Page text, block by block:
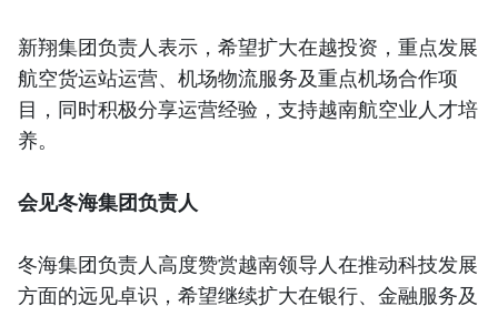
新翔集团负责人表示，希望扩大在越投资，重点发展
航空货运站运营、机场物流服务及重点机场合作项
目，同时积极分享运营经验，支持越南航空业人才培
养。
会见冬海集团负责人
冬海集团负责人高度赞赏越南领导人在推动科技发展
方面的远见卓识，希望继续扩大在银行、金融服务及